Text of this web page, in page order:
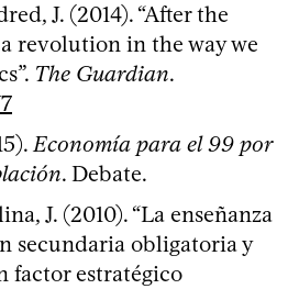
J. (2014). “After the
revolution in the way we
The Guardian.
Economía para el 99 por
. Debate.
J. (2010). “La enseñanza
secundaria obligatoria y
factor estratégico